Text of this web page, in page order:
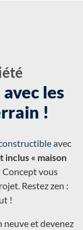
les
!
avec
« maison
Concept vous
Restez zen :
!
neuve et devenez